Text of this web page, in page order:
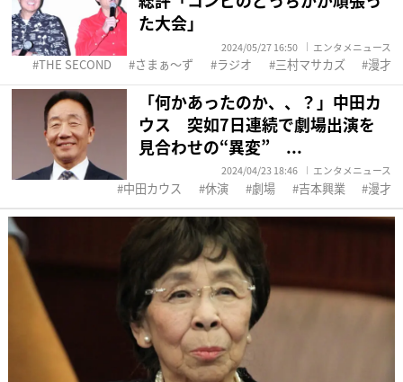
た大会」
2024/05/27 16:50 エンタメニュース
THE SECOND さまぁ～ず ラジオ 三村マサカズ 漫才
「何かあったのか、、？」中田カ
ウス 突如7日連続で劇場出演を
見合わせの“異変” ...
2024/04/23 18:46 エンタメニュース
中田カウス 休演 劇場 吉本興業 漫才